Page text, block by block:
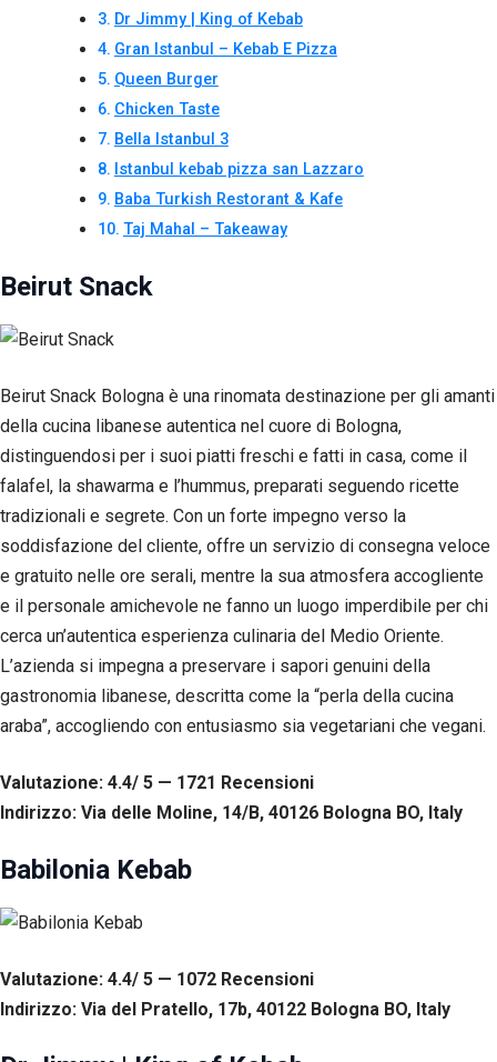
Dr Jimmy | King of Kebab
Gran Istanbul – Kebab E Pizza
Queen Burger
Chicken Taste
Bella Istanbul 3
Istanbul kebab pizza san Lazzaro
Baba Turkish Restorant & Kafe
Taj Mahal – Takeaway
Beirut Snack
Beirut Snack Bologna è una rinomata destinazione per gli amanti
della cucina libanese autentica nel cuore di Bologna,
distinguendosi per i suoi piatti freschi e fatti in casa, come il
falafel, la shawarma e l’hummus, preparati seguendo ricette
tradizionali e segrete. Con un forte impegno verso la
soddisfazione del cliente, offre un servizio di consegna veloce
e gratuito nelle ore serali, mentre la sua atmosfera accogliente
e il personale amichevole ne fanno un luogo imperdibile per chi
cerca un’autentica esperienza culinaria del Medio Oriente.
L’azienda si impegna a preservare i sapori genuini della
gastronomia libanese, descritta come la “perla della cucina
araba”, accogliendo con entusiasmo sia vegetariani che vegani.
Valutazione: 4.4/ 5 — 1721 Recensioni
Indirizzo: Via delle Moline, 14/B, 40126 Bologna BO, Italy
Babilonia Kebab
Valutazione: 4.4/ 5 — 1072 Recensioni
Indirizzo: Via del Pratello, 17b, 40122 Bologna BO, Italy
Questi cookie
non sono
facoltativi.
Sono
necessari per il
corretto
del sito web.
Statistiche
consentirci
migliorare
la
funzionalità
struttura
del sito
base
web
stesso.